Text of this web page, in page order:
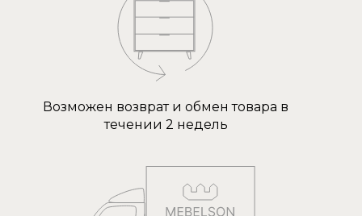
Возможен возврат и обмен товара в
течении 2 недель